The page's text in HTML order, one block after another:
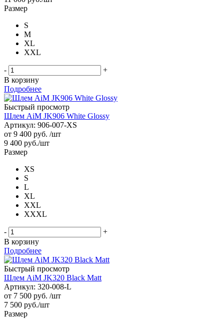
Размер
S
M
XL
XXL
-
+
В корзину
Подробнее
Быстрый просмотр
Шлем AiM JK906 White Glossy
Артикул: 906-007-XS
от 9 400 руб. /шт
9 400 руб./шт
Размер
XS
S
L
XL
XXL
XXXL
-
+
В корзину
Подробнее
Быстрый просмотр
Шлем AiM JK320 Black Matt
Артикул: 320-008-L
от 7 500 руб. /шт
7 500 руб./шт
Размер